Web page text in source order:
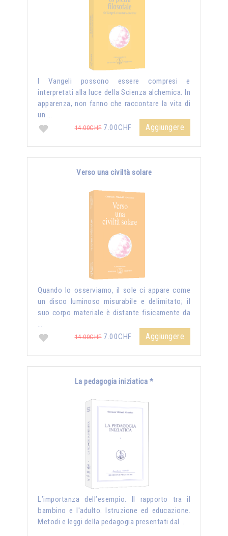
I Vangeli possono essere compresi e
interpretati alla luce della Scienza alchemica. In
apparenza, non fanno che raccontare la vita di
un …
14.00CHF7.00CHF Aggiungere
Verso una civiltà solare
Quando lo osserviamo, il sole ci appare come
un disco luminoso misurabile e delimitato; il
suo corpo materiale è distante fisicamente da
…
14.00CHF7.00CHF Aggiungere
La pedagogia iniziatica *
L’importanza dell’esempio. Il rapporto tra il
bambino e l'adulto. Istruzione ed educazione.
Metodi e leggi della pedagogia presentati dal …